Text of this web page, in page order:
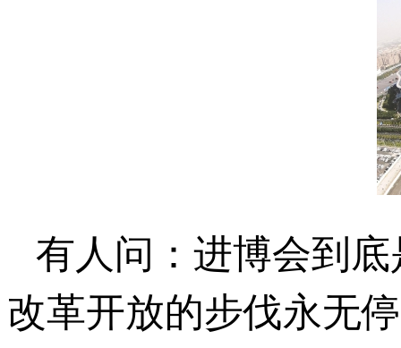
有人问：进博会到
改革开放的步伐永无